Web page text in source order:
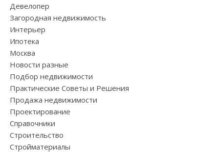
Девелопер
Загородная недвижимость
Интерьер
Ипотека
Москва
Новости разные
Подбор недвижимости
Практические Советы и Решения
Продажа недвижимости
Проектирование
Справочники
Строительство
Стройматериалы